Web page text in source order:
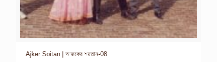
Ajker Soitan | আজকের শয়তান-08